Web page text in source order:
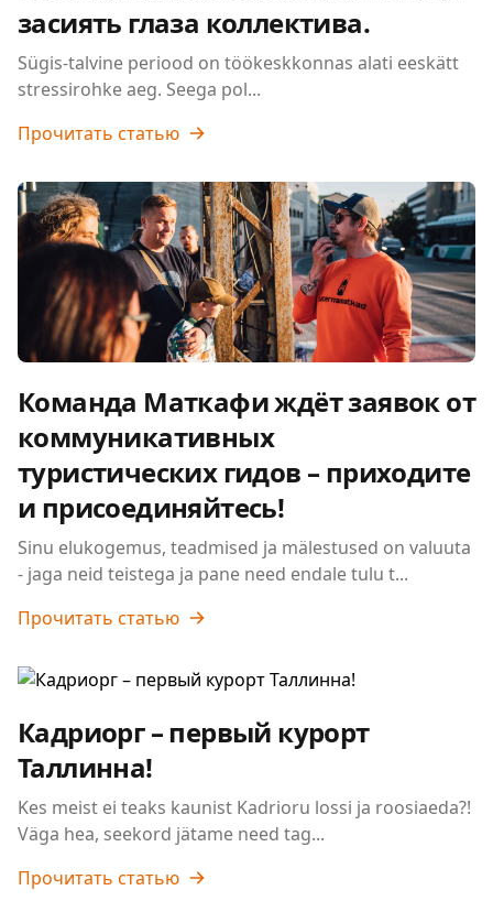
засиять глаза коллектива.
Sügis-talvine periood on töökeskkonnas alati eeskätt
stressirohke aeg. Seega pol...
Прочитать статью
Команда Маткафи ждёт заявок от
коммуникативных
туристических гидов – приходите
и присоединяйтесь!
Sinu elukogemus, teadmised ja mälestused on valuuta
- jaga neid teistega ja pane need endale tulu t...
Прочитать статью
Кадриорг – первый курорт
Таллинна!
Kes meist ei teaks kaunist Kadrioru lossi ja roosiaeda?!
Väga hea, seekord jätame need tag...
Прочитать статью